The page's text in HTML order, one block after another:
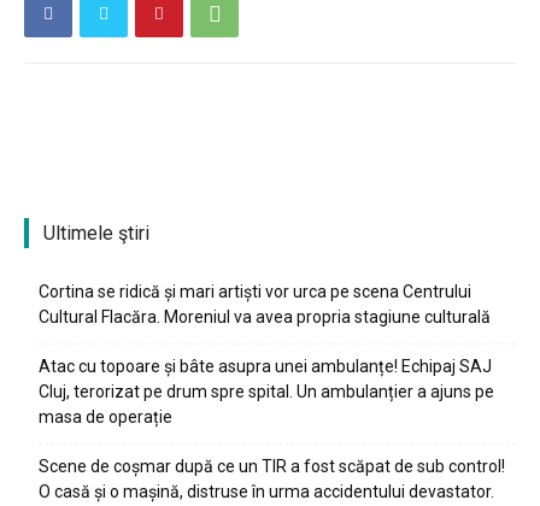
Ultimele ştiri
Cortina se ridică și mari artiști vor urca pe scena Centrului
Cultural Flacăra. Moreniul va avea propria stagiune culturală
Atac cu topoare și bâte asupra unei ambulanțe! Echipaj SAJ
Cluj, terorizat pe drum spre spital. Un ambulanțier a ajuns pe
masa de operație
Scene de coșmar după ce un TIR a fost scăpat de sub control!
O casă și o mașină, distruse în urma accidentului devastator.